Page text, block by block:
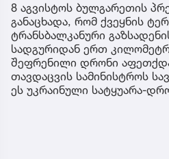
8 აგვისტოს ბულგარეთის
განაცხადა, რომ ქვეყნის
ტრანსბალკანური
სადგურიდან ერთ
შეფრენილი დრონი
თავდაცვის სამინისტროს
ეს უკრაინული სატყუარა-